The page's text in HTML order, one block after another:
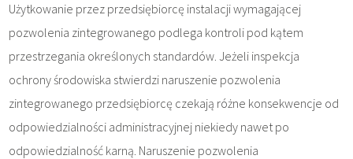
Użytkowanie przez przedsiębiorcę instalacji wymagającej
pozwolenia zintegrowanego podlega kontroli pod kątem
przestrzegania określonych standardów. Jeżeli inspekcja
ochrony środowiska stwierdzi naruszenie pozwolenia
zintegrowanego przedsiębiorcę czekają różne konsekwencje od
odpowiedzialności administracyjnej niekiedy nawet po
odpowiedzialność karną. Naruszenie pozwolenia